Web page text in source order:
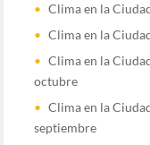
Clima en la
Clima en la
Clima en la
octubre
Clima en la
septiembre